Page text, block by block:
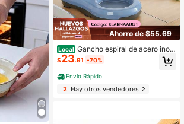
Ahorro de $55.69
Local Gancho espiral de acero inoxi
dable para masa, accesorio de repu
esto para amasado para batidoras d
e pie con cabezal inclinable, compa
tible con accesorios para hacer pan
de las series K45SS & KSM150
$23.91 -70%
Envío Rápido
2Hay otros vendedores